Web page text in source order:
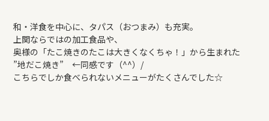
和・洋食を中心に、タパス（おつまみ）も充実。
上関ならではの加工食品や、
奥様の「たこ焼きのたこは大きくなくちゃ！」から生まれた
”地だこ焼き” ←同感です（^^）/
こちらでしか食べられないメニューがたくさんでした☆